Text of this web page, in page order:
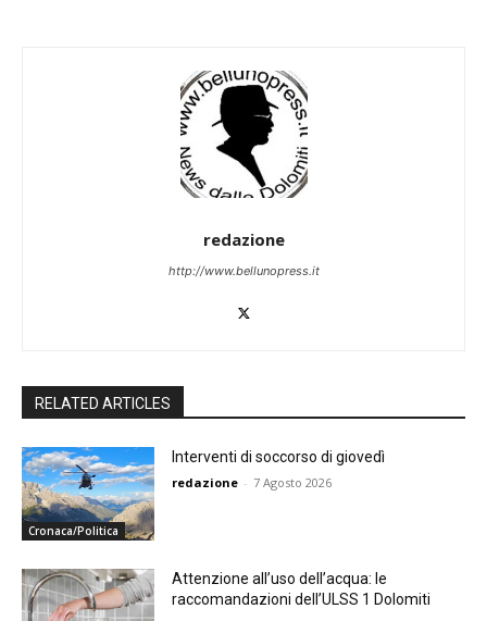
redazione
http://www.bellunopress.it
RELATED ARTICLES
Cronaca/Politica
Interventi di soccorso di giovedì
redazione - 7 Agosto 2026
Attenzione all’uso dell’acqua: le
raccomandazioni dell’ULSS 1 Dolomiti